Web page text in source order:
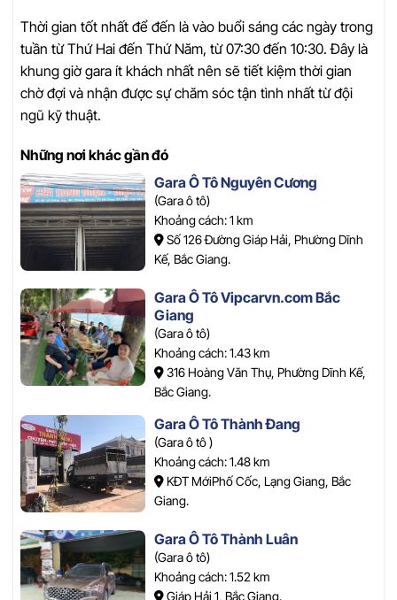
Thời gian tốt nhất để đến là vào buổi sáng các ngày trong
tuần từ Thứ Hai đến Thứ Năm, từ 07:30 đến 10:30. Đây là
khung giờ gara ít khách nhất nên sẽ tiết kiệm thời gian
chờ đợi và nhận được sự chăm sóc tận tình nhất từ đội
ngũ kỹ thuật.
Những nơi khác gần đó
Gara Ô Tô Nguyên Cương
(Gara ô tô)
Khoảng cách: 1 km
Số 126 Đường Giáp Hải, Phường Dĩnh
Kế, Bắc Giang.
Gara Ô Tô Vipcarvn.com Bắc
Giang
(Gara ô tô)
Khoảng cách: 1.43 km
316 Hoàng Văn Thụ, Phường Dĩnh Kế,
Bắc Giang.
Gara Ô Tô Thành Đang
(Gara ô tô )
Khoảng cách: 1.48 km
KĐT MớiPhố Cốc, Lạng Giang, Bắc
Giang.
Gara Ô Tô Thành Luân
(Gara ô tô)
Khoảng cách: 1.52 km
Giáp Hải 1, Bắc Giang.